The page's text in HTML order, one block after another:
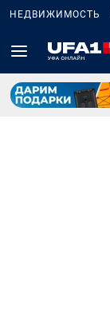
НЕДВИЖИМОСТЬ